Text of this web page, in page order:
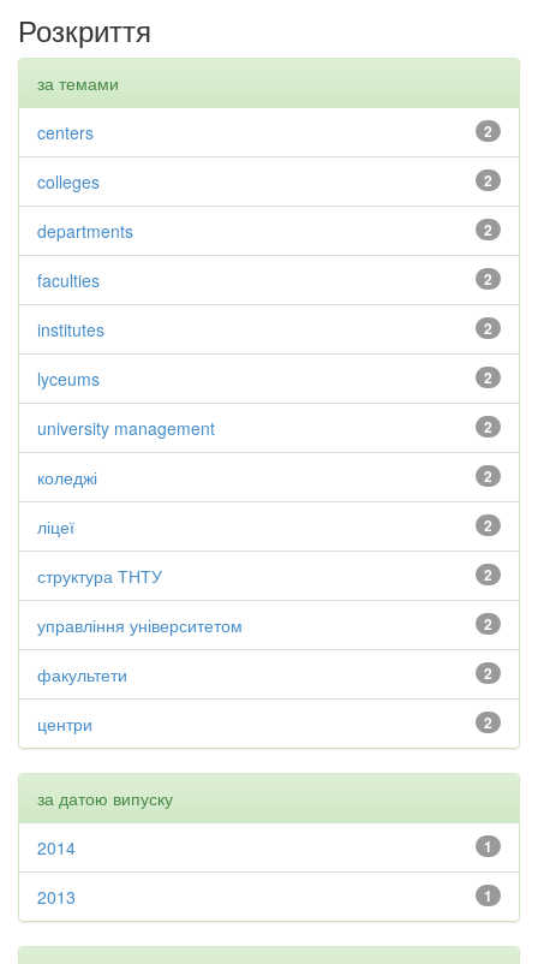
Розкриття
за темами
2
centers
2
colleges
2
departments
2
faculties
2
institutes
2
lyceums
2
university management
2
коледжі
2
ліцеї
2
структура ТНТУ
2
управління університетом
2
факультети
2
центри
за датою випуску
1
2014
1
2013